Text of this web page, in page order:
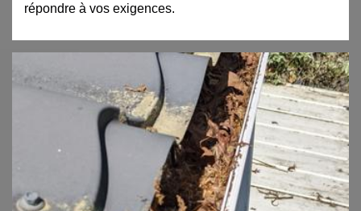
répondre à vos exigences.